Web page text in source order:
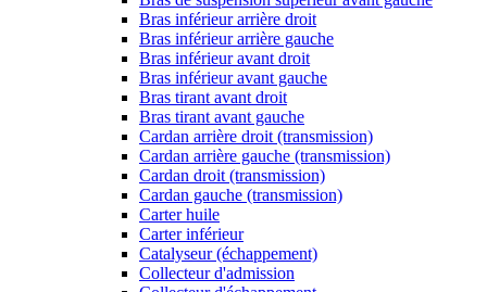
Bras inférieur arrière droit
Bras inférieur arrière gauche
Bras inférieur avant droit
Bras inférieur avant gauche
Bras tirant avant droit
Bras tirant avant gauche
Cardan arrière droit (transmission)
Cardan arrière gauche (transmission)
Cardan droit (transmission)
Cardan gauche (transmission)
Carter huile
Carter inférieur
Catalyseur (échappement)
Collecteur d'admission